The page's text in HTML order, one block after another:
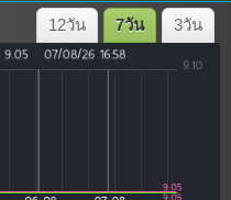
3วัน
7วัน
12วัน